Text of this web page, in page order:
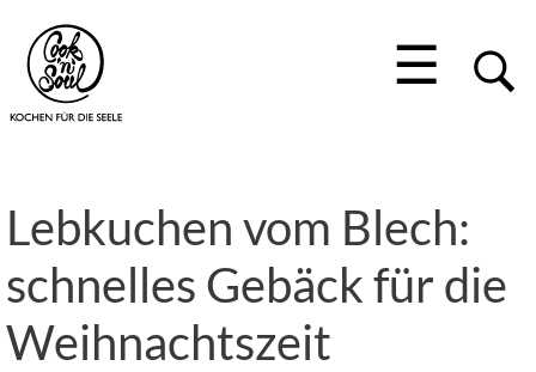
☰
Lebkuchen vom Blech:
schnelles Gebäck für die
Weihnachtszeit